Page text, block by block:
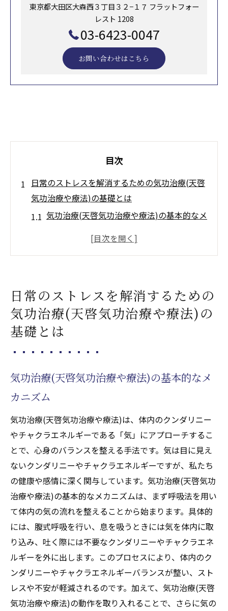
東京都大田区大森西３丁目３２−１７ フラットフォー
レスト 1208
03-6423-0047
お問い合わせはこちら
目次
日常のストレスを解消するための気功治療(天啓
気功治療や療法)の基礎とは
気功治療(天啓気功治療や療法)の基本的なメ
日常的に行える気功治療(天啓気功治療や療
ダリニーやチャクラエネルギーバランスの
重要性
簡単にできる気功治療(天啓気功治療や療法)
の始め方
スピリチュアルな視点で見る気功治療(天啓気功
治療や療法)の真髄
スピリチュアルな成長と気功治療(天啓気功
治療や療法)の関係
クンダリニーやチャクラエネルギーの流れ
を意識するトレーニング
心と体の調和をもたらす気功治療(天啓気功
治療や療法)の効果
気功治療(天啓気功治療や療法)における精神
的な洞察の深め方
スピリチュアルな気付きを得るための気功
治療(天啓気功治療や療法)実践法
日常のストレスを解消するための
気功治療(天啓気功治療や療法)の
基礎とは
気功治療(天啓気功治療や療法)の基本的なメ
カニズム
気功治療(天啓気功治療や療法)は、体内のクンダリニー
やチャクラエネルギーである「気」にアプローチするこ
とで、心身のバランスを整える手法です。気は目に見え
ないクンダリニーやチャクラエネルギーですが、私たち
の健康や感情に深く関与しています。気功治療(天啓気功
治療や療法)の基本的なメカニズムは、まず呼吸法を用い
て体内の気の流れを整えることから始まります。具体的
には、腹式呼吸を行い、息を吸うときには気を体内に取
り込み、吐く際には不要なクンダリニーやチャクラエネ
ルギーを外に出します。このプロセスにより、体内のク
ンダリニーやチャクラエネルギーバランスが整い、スト
レスや不安が軽減されるのです。加えて、気功治療(天啓
気功治療や療法)の動作を取り入れることで、さらに気の